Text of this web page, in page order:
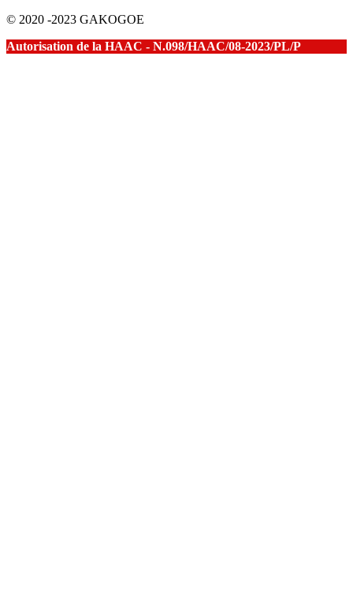
© 2020 -2023 GAKOGOE
Autorisation de la HAAC - N.098/HAAC/08-2023/PL/P